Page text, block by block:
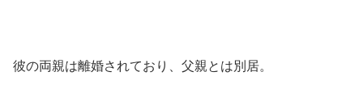
彼の両親は離婚されており、父親とは別居。